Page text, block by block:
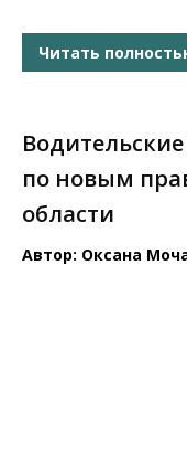
Читать
по новым
области
Автор: Оксана